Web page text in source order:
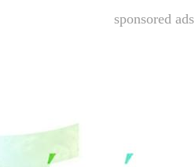
sponsored ads